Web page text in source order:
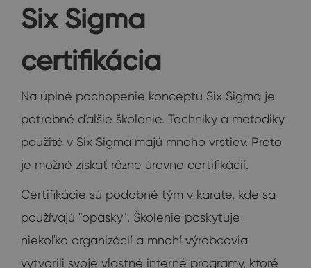
Six Sigma
certifikácia
Na úplné pochopenie konceptu Six Sigma je
potrebné ďalšie školenie. Techniky a metodiky
použité v Six Sigma majú mnoho vrstiev. Preto
je možné získať rôzne úrovne certifikácií.
Certifikácie sú podobné tým v karate, kde sa
používajú "opasky". Školenie poskytuje
niekoľko organizácií a mnohí výrobcovia
vytvorili svoje vlastné interné programy, ktoré